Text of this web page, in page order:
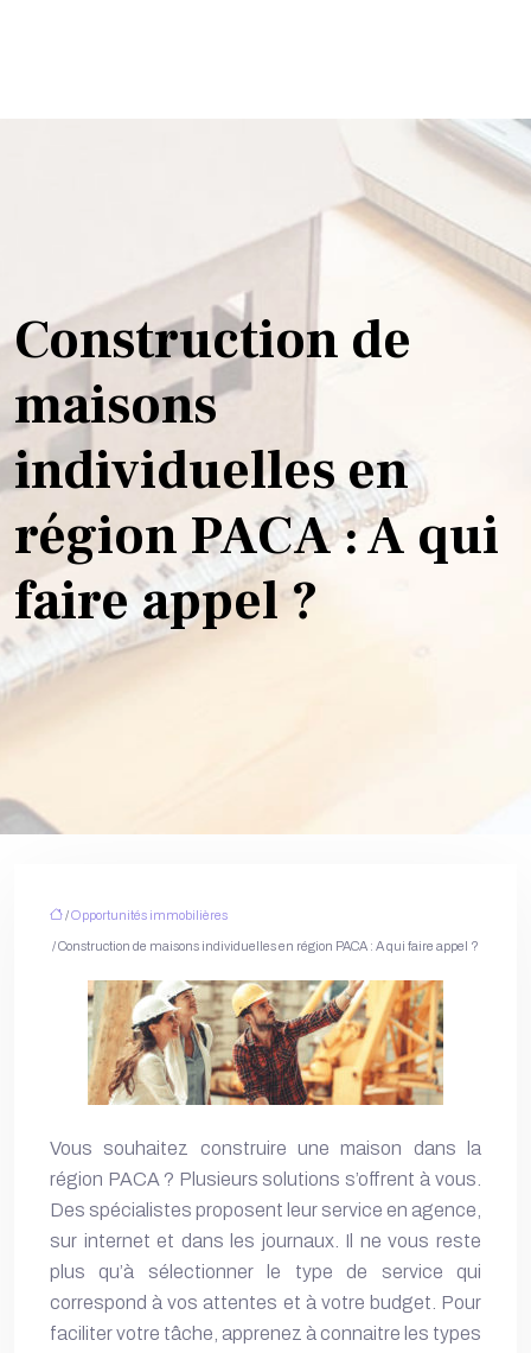
Construction de
maisons
individuelles en
région PACA : A qui
faire appel ?
/Opportunités immobilières
/ Construction de maisons individuelles en région PACA : A qui faire appel ?
Vous souhaitez construire une maison dans la
région PACA ? Plusieurs solutions s’offrent à vous.
Des spécialistes proposent leur service en agence,
sur internet et dans les journaux. Il ne vous reste
plus qu’à sélectionner le type de service qui
correspond à vos attentes et à votre budget. Pour
faciliter votre tâche, apprenez à connaitre les types